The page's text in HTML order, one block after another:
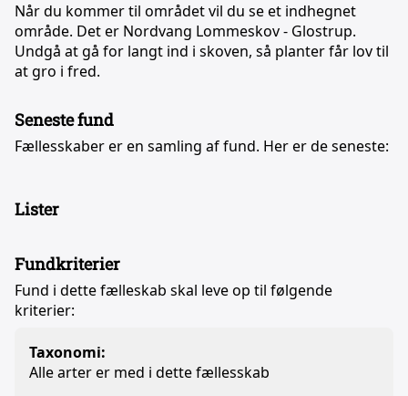
Når du kommer til området vil du se et indhegnet
område. Det er Nordvang Lommeskov - Glostrup.
Undgå at gå for langt ind i skoven, så planter får lov til
at gro i fred.
Seneste fund
Fællesskaber er en samling af fund. Her er de seneste:
Lister
Fundkriterier
Fund i dette fælleskab skal leve op til følgende
kriterier:
Taxonomi:
Alle arter er med i dette fællesskab